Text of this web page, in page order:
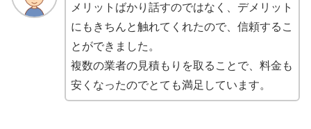
メリットばかり話すのではなく、デメリット
にもきちんと触れてくれたので、信頼するこ
とができました。
複数の業者の見積もりを取ることで、料金も
安くなったのでとても満足しています。